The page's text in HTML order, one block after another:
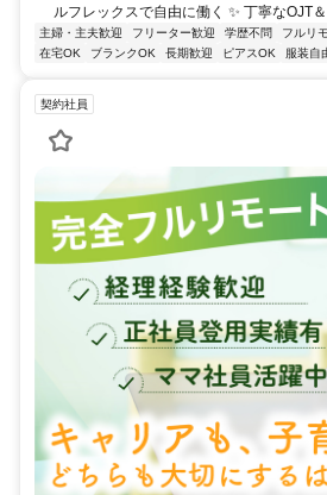
ルフレックスで自由に働く ✨ 丁寧なOJT
主婦・主夫歓迎 フリーター歓迎 学歴不問 フルリ
在宅OK
ブランクOK 長期歓迎 ピアスOK 服装自
契約社員